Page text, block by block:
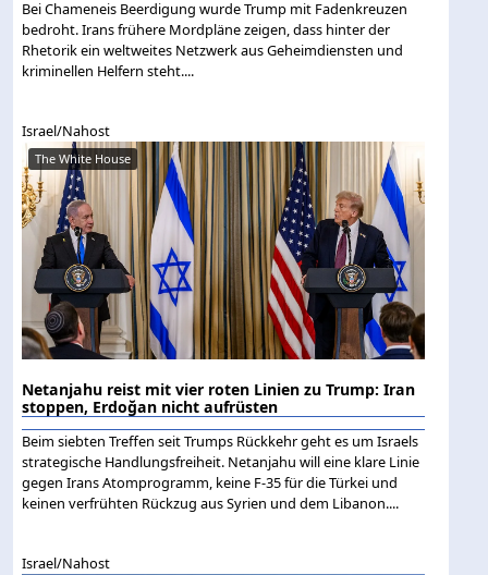
Bei Chameneis Beerdigung wurde Trump mit Fadenkreuzen
bedroht. Irans frühere Mordpläne zeigen, dass hinter der
Rhetorik ein weltweites Netzwerk aus Geheimdiensten und
kriminellen Helfern steht....
Israel/Nahost
The White House
Netanjahu reist mit vier roten Linien zu Trump: Iran
stoppen, Erdoğan nicht aufrüsten
Beim siebten Treffen seit Trumps Rückkehr geht es um Israels
strategische Handlungsfreiheit. Netanjahu will eine klare Linie
gegen Irans Atomprogramm, keine F-35 für die Türkei und
keinen verfrühten Rückzug aus Syrien und dem Libanon....
Israel/Nahost